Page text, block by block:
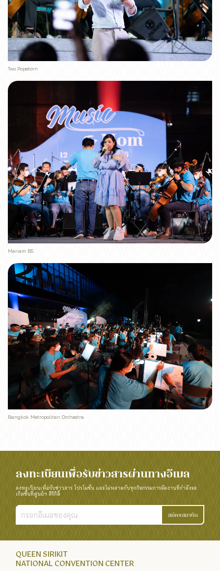
Two Popetorn
Mariam B5
Bangkok Metropolitan Orchestra
ลงทะเบียนเพื่อรับข่าวสารผ่านทางอีเมล
ลงทะเบียนเพื่อรับข่าวสาร โปรโมชั่น และไม่พลาดกับทุกกิจกรรมการจัดงานที่กำลังจะ
เกิดขึ้นที่ศูนย์ฯ สิริกิติ์
สมัครสมาชิก
QUEEN SIRIKIT
NATIONAL CONVENTION CENTER